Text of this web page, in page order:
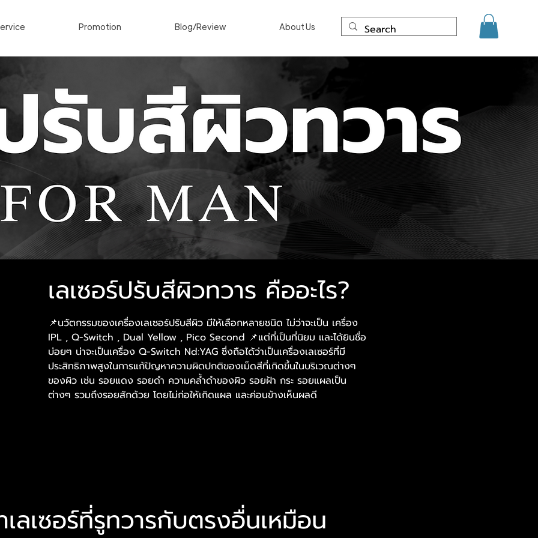
Promotion Blog/Review About Us
เลเซอร์ปรับสีผิวทวาร คืออะไร?
📌นวัตกรรมของเครื่องเลเซอร์ปรับสีผิว มีให้เลือกหลายชนิด ไม่ว่าจะเป็น เครื่อง
IPL , Q-Switch , Dual Yellow , Pico Second 📌แต่ที่เป็นที่นิยม และได้ยินชื่อ
บ่อยๆ น่าจะเป็นเครื่อง Q-Switch Nd:YAG ซึ่งถือได้ว่าเป็นเครื่องเลเซอร์ที่มี
ประสิทธิภาพสูงในการแก้ปัญหาความผิดปกติของเม็ดสีที่เกิดขึ้นในบริเวณต่างๆ
ของผิว เช่น รอยแดง รอยดำ ความคล้ำดำของผิว รอยฝ้า กระ รอยแผลเป็น
ต่างๆ รวมถึงรอยสักด้วย โดยไม่ก่อให้เกิดแผล และค่อนข้างเห็นผลดี
เลเซอร์ที่รูทวารกับตรงอื่นเหมือน